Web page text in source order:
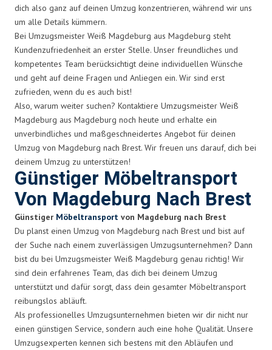
dich also ganz auf deinen Umzug konzentrieren, während wir uns
um alle Details kümmern.
Bei Umzugsmeister Weiß Magdeburg aus Magdeburg steht
Kundenzufriedenheit an erster Stelle. Unser freundliches und
kompetentes Team berücksichtigt deine individuellen Wünsche
und geht auf deine Fragen und Anliegen ein. Wir sind erst
zufrieden, wenn du es auch bist!
Also, warum weiter suchen? Kontaktiere Umzugsmeister Weiß
Magdeburg aus Magdeburg noch heute und erhalte ein
unverbindliches und maßgeschneidertes Angebot für deinen
Umzug von Magdeburg nach Brest. Wir freuen uns darauf, dich bei
deinem Umzug zu unterstützen!
Günstiger Möbeltransport
Von Magdeburg Nach Brest
Günstiger Möbeltransport von Magdeburg nach Brest
Du planst einen Umzug von Magdeburg nach Brest und bist auf
der Suche nach einem zuverlässigen Umzugsunternehmen? Dann
bist du bei Umzugsmeister Weiß Magdeburg genau richtig! Wir
sind dein erfahrenes Team, das dich bei deinem Umzug
unterstützt und dafür sorgt, dass dein gesamter Möbeltransport
reibungslos abläuft.
Als professionelles Umzugsunternehmen bieten wir dir nicht nur
einen günstigen Service, sondern auch eine hohe Qualität. Unsere
Umzugsexperten kennen sich bestens mit den Abläufen und